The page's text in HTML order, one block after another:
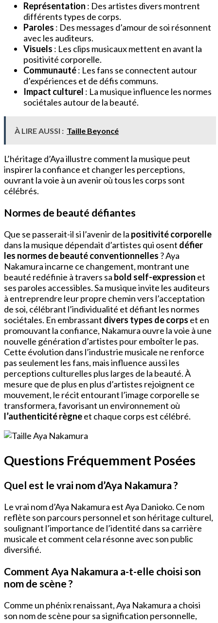
Représentation : Des artistes divers montrent
différents types de corps.
Paroles : Des messages d’amour de soi résonnent
avec les auditeurs.
Visuels : Les clips musicaux mettent en avant la
positivité corporelle.
Communauté: Les fans se connectent autour
d’expériences et de défis communs.
Impact culturel : La musique influence les normes
sociétales autour de la beauté.
À LIRE AUSSI : Taille Beyoncé
L’héritage d’Aya illustre comment la musique peut
inspirer la confiance et changer les perceptions,
ouvrant la voie à un avenir où tous les corps sont
célébrés.
Normes de beauté défiantes
Que se passerait-il si l’avenir de la positivité corporelle
dans la musique dépendait d’artistes qui osent défier
les normes de beauté conventionnelles ? Aya
Nakamura incarne ce changement, montrant une
beauté redéfinie à travers sa bold self-expression et
ses paroles accessibles. Sa musique invite les auditeurs
à entreprendre leur propre chemin vers l’acceptation
de soi, célébrant l’individualité et défiant les normes
sociétales. En embrassant divers types de corps et en
promouvant la confiance, Nakamura ouvre la voie à une
nouvelle génération d’artistes pour emboîter le pas.
Cette évolution dans l’industrie musicale ne renforce
pas seulement les fans, mais influence aussi les
perceptions culturelles plus larges de la beauté. À
mesure que de plus en plus d’artistes rejoignent ce
mouvement, le récit entourant l’image corporelle se
transformera, favorisant un environnement où
l’authenticité règneet chaque corps est célébré.
Questions Fréquemment Posées
Quel est le vrai nom d’Aya Nakamura ?
Le vrai nom d’Aya Nakamura est Aya Danioko. Ce nom
reflète son parcours personnel et son héritage culturel,
soulignant l’importance de l’identité dans sa carrière
musicale et comment cela résonne avec son public
diversifié.
Comment Aya Nakamura a-t-elle choisi son
nom de scène ?
Comme un phénix renaissant, Aya Nakamura a choisi
son nom de scène pour sa signification personnelle,